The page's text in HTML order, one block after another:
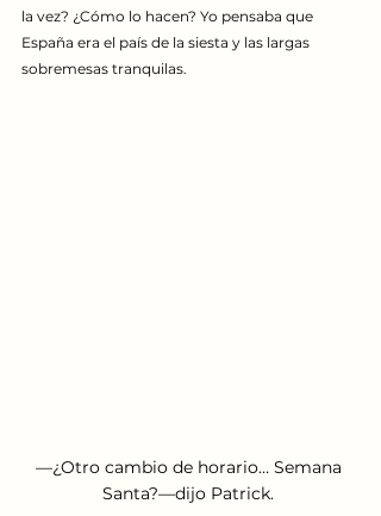
la vez? ¿Cómo lo hacen? Yo pensaba que
España era el país de la siesta y las largas
sobremesas tranquilas.
—¿Otro cambio de horario… Semana
Santa?—dijo Patrick.